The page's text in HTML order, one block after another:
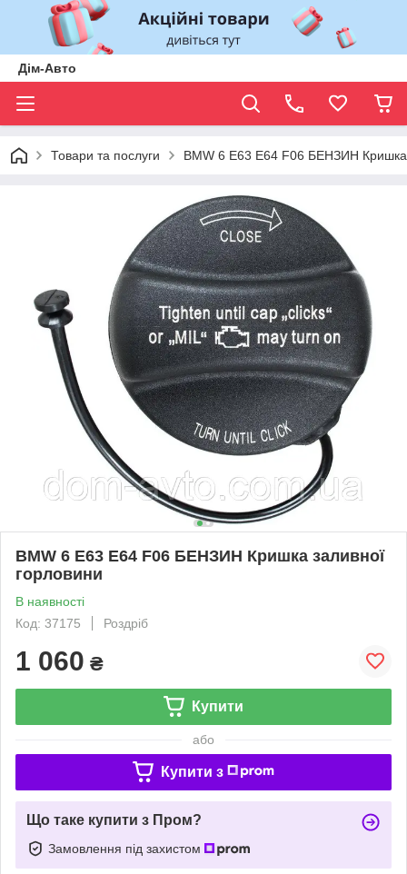
Дім-Авто
Товари та послуги BMW 6 E63 E64 F06 БЕНЗИН Кришка
BMW 6 E63 E64 F06 БЕНЗИН Кришка заливної
горловини
В наявності
Код: 37175
Роздріб
1 060 ₴
Купити
або
Купити з
Що таке купити з Пром?
Замовлення під захистом